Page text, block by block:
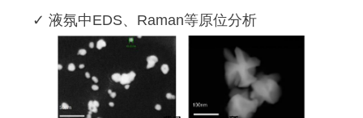
✓ 液氛中EDS、Raman等原位分析